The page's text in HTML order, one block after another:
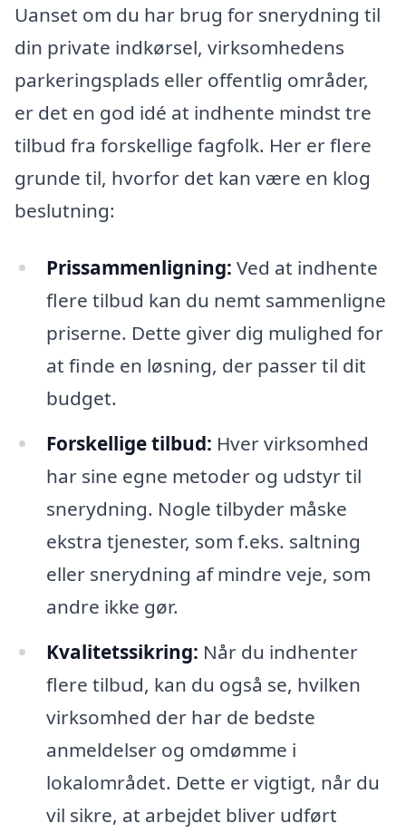
Uanset om du har brug for snerydning til
din private indkørsel, virksomhedens
parkeringsplads eller offentlig områder,
er det en god idé at indhente mindst tre
tilbud fra forskellige fagfolk. Her er flere
grunde til, hvorfor det kan være en klog
beslutning:
Prissammenligning: Ved at indhente
flere tilbud kan du nemt sammenligne
priserne. Dette giver dig mulighed for
at finde en løsning, der passer til dit
budget.
Forskellige tilbud: Hver virksomhed
har sine egne metoder og udstyr til
snerydning. Nogle tilbyder måske
ekstra tjenester, som f.eks. saltning
eller snerydning af mindre veje, som
andre ikke gør.
Kvalitetssikring: Når du indhenter
flere tilbud, kan du også se, hvilken
virksomhed der har de bedste
anmeldelser og omdømme i
lokalområdet. Dette er vigtigt, når du
vil sikre, at arbejdet bliver udført